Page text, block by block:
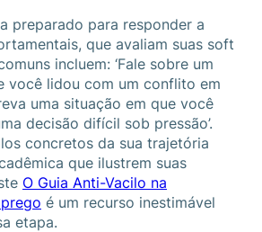
preparado para responder a
que avaliam suas soft
incluem: ‘Fale sobre um
você lidou com um conflito em
uma situação em que você
decisão difícil sob pressão’.
concretos da sua trajetória
que ilustrem suas
O Guia Anti-Vacilo na
é um recurso inestimável
etapa.